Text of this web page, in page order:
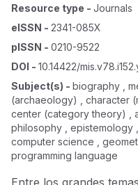
Resource type - Journals
eISSN - 2341-085X
pISSN - 0210-9522
DOI - 10.14422/
Subject(s) - biography ,
(archaeology) , character
center (category theory) ,
philosophy , epistemology
computer science ,
programming language
Entre los grandes